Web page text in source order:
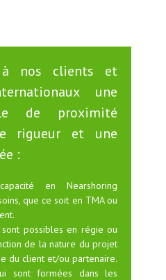
nos clients et
une
de proximité
rigueur et une
:
en Nearshoring
que ce soit en TMA ou
possibles en régie ou
de la nature du projet
du client et/ou partenaire.
sont formées dans les